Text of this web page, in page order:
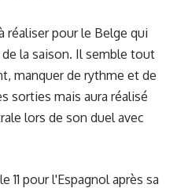
réaliser pour le Belge qui
la saison. Il semble tout
manquer de rythme et de
sorties mais aura réalisé
lors de son duel avec
11 pour l'Espagnol après sa